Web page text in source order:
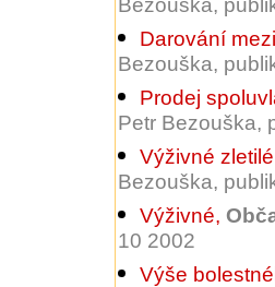
Bezouška,
Darování
Bezouška,
Prodej
Petr Bezouška,
Výživné
Bezouška,
Výživné,
10 2002
Výše